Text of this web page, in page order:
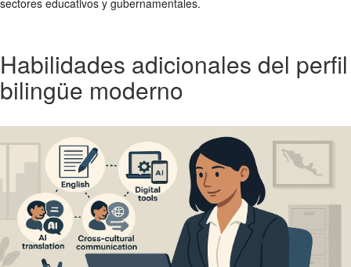
sectores educativos y gubernamentales.
Habilidades adicionales del perfil
bilingüe moderno